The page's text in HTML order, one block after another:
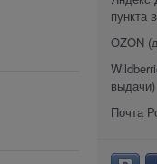
пункта
OZON
выдачи)
Почта